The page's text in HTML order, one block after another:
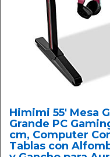
Himimi 55' Mesa
Grande PC
cm, Computer
Tablas con